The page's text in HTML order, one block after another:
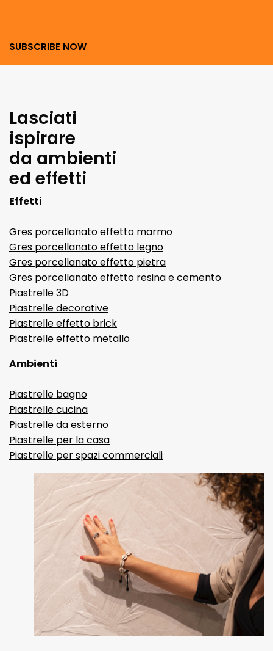
SUBSCRIBE NOW
Lasciati
ispirare
da ambienti
ed effetti
Effetti
Gres porcellanato effetto marmo
Gres porcellanato effetto legno
Gres porcellanato effetto pietra
Gres porcellanato effetto resina e cemento
Piastrelle 3D
Piastrelle decorative
Piastrelle effetto brick
Piastrelle effetto metallo
Ambienti
Piastrelle bagno
Piastrelle cucina
Piastrelle da esterno
Piastrelle per la casa
Piastrelle per spazi commerciali